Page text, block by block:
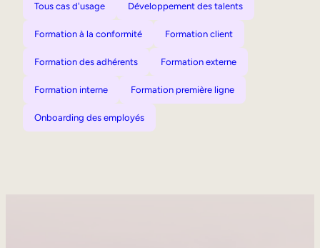
Tous cas d'usage Développement des talents
Formation à la conformité Formation client
Formation des adhérents Formation externe
Formation interne Formation première ligne
Onboarding des employés